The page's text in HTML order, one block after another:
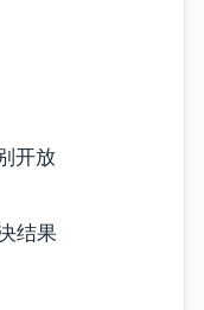
开放
结果